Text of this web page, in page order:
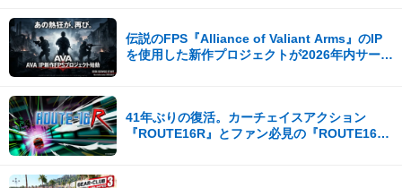
伝説のFPS『Alliance of Valiant Arms』のIP
を使用した新作プロジェクトが2026年内サービ
41年ぶりの復活。カーチェイスアクション
『ROUTE16R』とファン必見の『ROUTE16